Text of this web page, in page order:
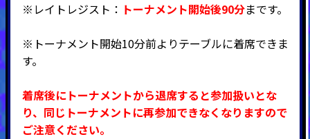
※レイトレジスト： トーナメント開始後90分まです。
※トーナメント開始10分前よりテーブルに着席できま
す。
着席後にトーナメントから退席すると参加扱いとな
り、同じトーナメントに再参加できなくなりますので
ご注意ください。